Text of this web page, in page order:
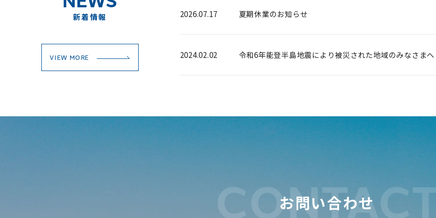
新着情報
VIEW MORE
2026.07.17 夏期休業のお知らせ
2024.02.02 令和6年能登半島地震により被災された地域のみなさまへ
お問い合わせ